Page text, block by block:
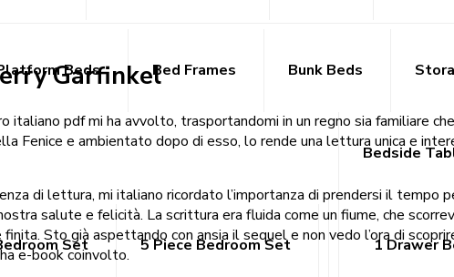
Beds Bed Frames Bunk Beds
Set 5 Piece Bedroom Set
Bedside
1 Drawer
Garfinkel
italiano pdf mi ha avvolto, trasportandomi in un regno sia familiare
Fenice e ambientato dopo di esso, lo rende una lettura unica e
di lettura, mi italiano ricordato l’importanza di prendersi il tempo
salute e felicità. La scrittura era fluida come un fiume, che
Sto già aspettando con ansia il sequel e non vedo l’ora di
e-book coinvolto.